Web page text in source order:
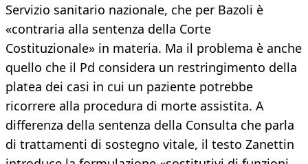
Servizio sanitario nazionale, che per Bazoli è
«contraria alla sentenza della Corte
Costituzionale» in materia. Ma il problema è anche
quello che il Pd considera un restringimento della
platea dei casi in cui un paziente potrebbe
ricorrere alla procedura di morte assistita. A
differenza della sentenza della Consulta che parla
di trattamenti di sostegno vitale, il testo Zanettin